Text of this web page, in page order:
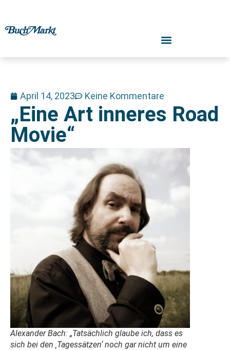
April 14, 2023 Keine Kommentare
„Eine Art inneres Road
Movie“
Alexander Bach: „Tatsächlich glaube ich, dass es
sich bei den ‚Tagessätzen‘ noch gar nicht um eine